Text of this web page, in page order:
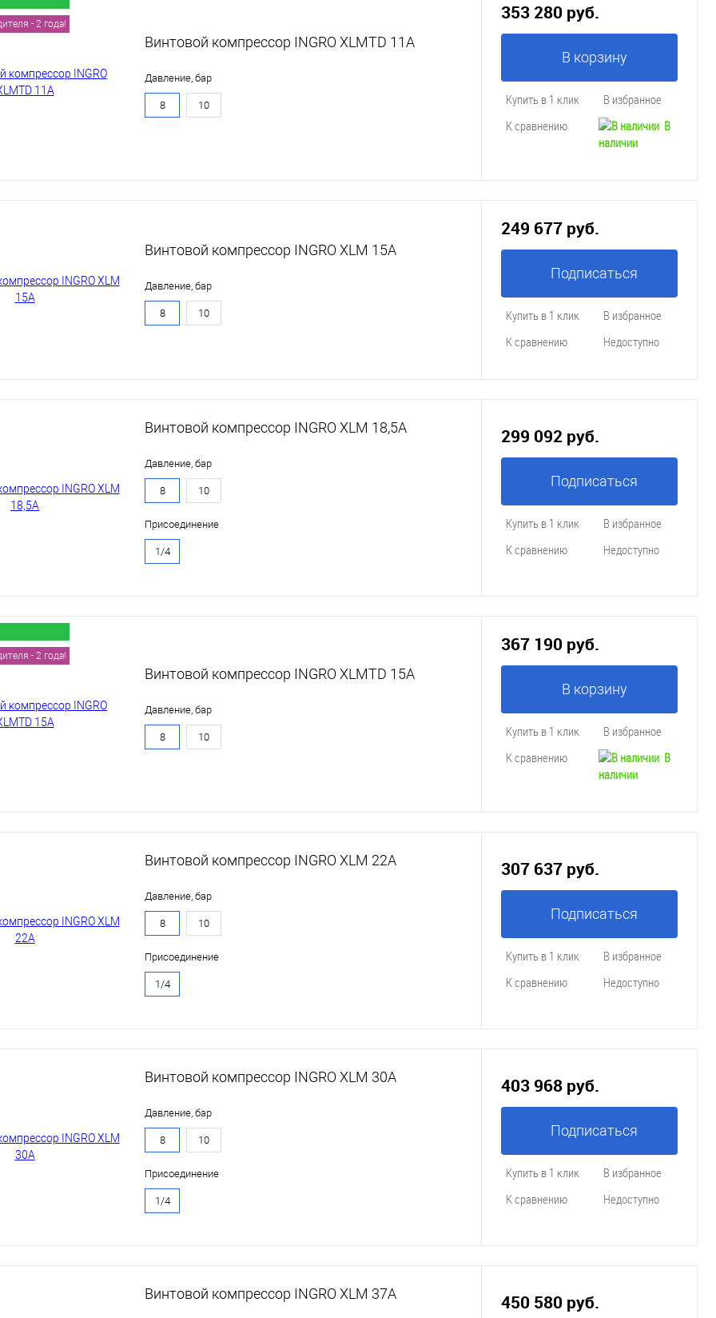
- 2 года!
Винтовой компрессор INGRO XLМTD 11A
Давление, бар
8 10
353 280 руб.
В корзину
Купить в 1 клик
В избранное
К сравнению
В
наличии
Винтовой компрессор INGRO XLМ 15A
Давление, бар
8 10
249 677 руб.
Подписаться
Купить в 1 клик
В избранное
К сравнению
Недоступно
Винтовой компрессор INGRO XLМ 18,5A
Давление, бар
8 10
Присоединение
1/4
299 092 руб.
Подписаться
Купить в 1 клик
В избранное
К сравнению
Недоступно
- 2 года!
Винтовой компрессор INGRO XLМTD 15A
Давление, бар
8 10
367 190 руб.
В корзину
Купить в 1 клик
В избранное
К сравнению
В
наличии
Винтовой компрессор INGRO XLМ 22A
Давление, бар
8 10
Присоединение
1/4
307 637 руб.
Подписаться
Купить в 1 клик
В избранное
К сравнению
Недоступно
Винтовой компрессор INGRO XLМ 30A
Давление, бар
8 10
Присоединение
1/4
403 968 руб.
Подписаться
Купить в 1 клик
В избранное
К сравнению
Недоступно
Винтовой компрессор INGRO XLМ 37A 450 580 руб.